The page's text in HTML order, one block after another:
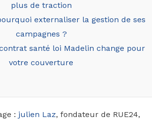
plus de traction
externaliser la gestion de ses
campagnes ?
santé loi Madelin change pour
votre couverture
: julien Laz, fondateur de RUE24,